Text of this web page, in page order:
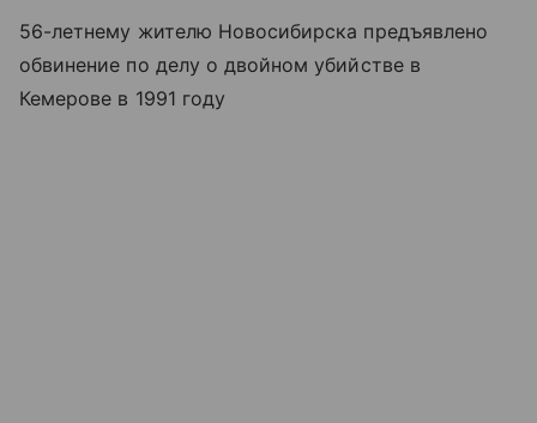
56-летнему жителю Новосибирска предъявлено
обвинение по делу о двойном убийстве в
Кемерове в 1991 году